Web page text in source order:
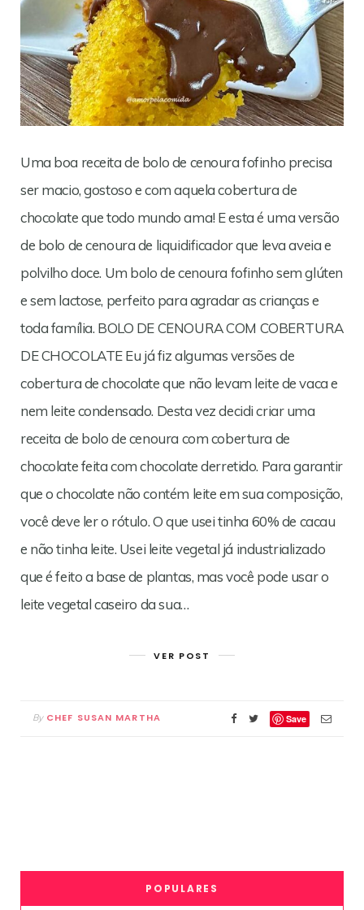
Uma boa receita de bolo de cenoura fofinho precisa
ser macio, gostoso e com aquela cobertura de
chocolate que todo mundo ama! E esta é uma versão
de bolo de cenoura de liquidificador que leva aveia e
polvilho doce. Um bolo de cenoura fofinho sem glúten
e sem lactose, perfeito para agradar as crianças e
toda família. BOLO DE CENOURA COM COBERTURA
DE CHOCOLATE Eu já fiz algumas versões de
cobertura de chocolate que não levam leite de vaca e
nem leite condensado. Desta vez decidi criar uma
receita de bolo de cenoura com cobertura de
chocolate feita com chocolate derretido. Para garantir
que o chocolate não contém leite em sua composição,
você deve ler o rótulo. O que usei tinha 60% de cacau
e não tinha leite. Usei leite vegetal já industrializado
que é feito a base de plantas, mas você pode usar o
leite vegetal caseiro da sua…
VER POST
By CHEF SUSAN MARTHA Save
POPULARES